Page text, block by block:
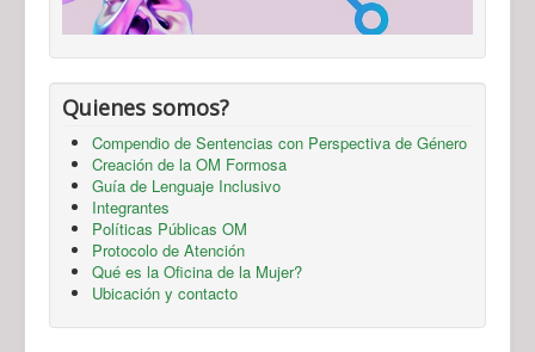
Quienes somos?
Compendio de Sentencias con Perspectiva de Género
Creación de la OM Formosa
Guía de Lenguaje Inclusivo
Integrantes
Políticas Públicas OM
Protocolo de Atención
Qué es la Oficina de la Mujer?
Ubicación y contacto